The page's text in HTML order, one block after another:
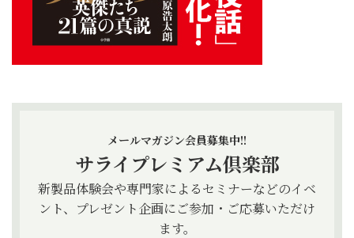
メールマガジン会員募集中!!
サライプレミアム倶楽部
新製品体験会や専門家によるセミナーなどのイベ
ント、プレゼント企画にご参加・ご応募いただけ
ます。